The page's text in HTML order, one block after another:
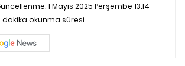
1 Mayıs 2025 Perşembe 13:14
dakika okunma süresi